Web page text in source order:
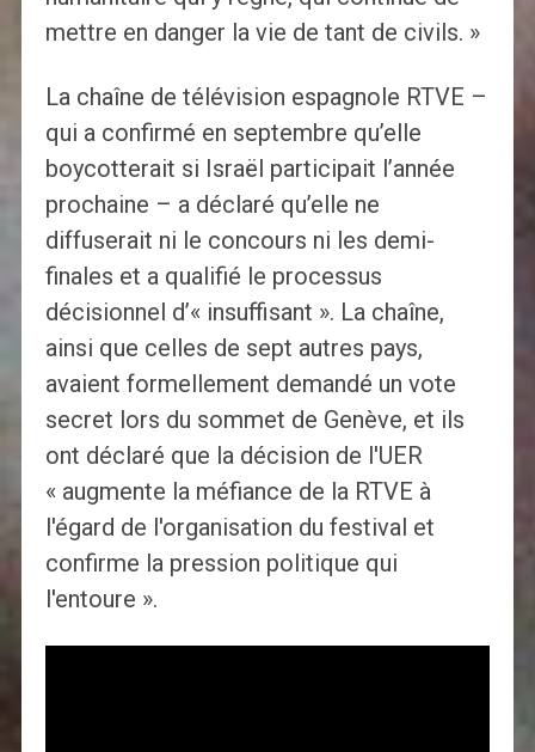
mettre en danger la vie de tant de civils. »
La chaîne de télévision espagnole RTVE –
qui a confirmé en septembre qu’elle
boycotterait si Israël participait l’année
prochaine – a déclaré qu’elle ne
diffuserait ni le concours ni les demi-
finales et a qualifié le processus
décisionnel d’« insuffisant ». La chaîne,
ainsi que celles de sept autres pays,
avaient formellement demandé un vote
secret lors du sommet de Genève, et ils
ont déclaré que la décision de l'UER
« augmente la méfiance de la RTVE à
l'égard de l'organisation du festival et
confirme la pression politique qui
l'entoure ».